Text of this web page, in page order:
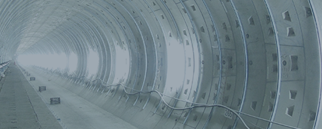
奥村組の歩み
アニュアル・レポート
（英文）
ディスクロージャー
ポリシー
コーポレートレポート